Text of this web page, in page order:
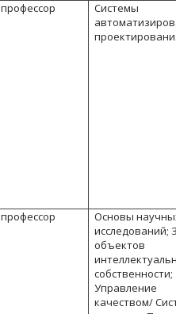
профессор
Системы
профессор
Основы
исследований;
объектов
собственности;
Управление
качеством/